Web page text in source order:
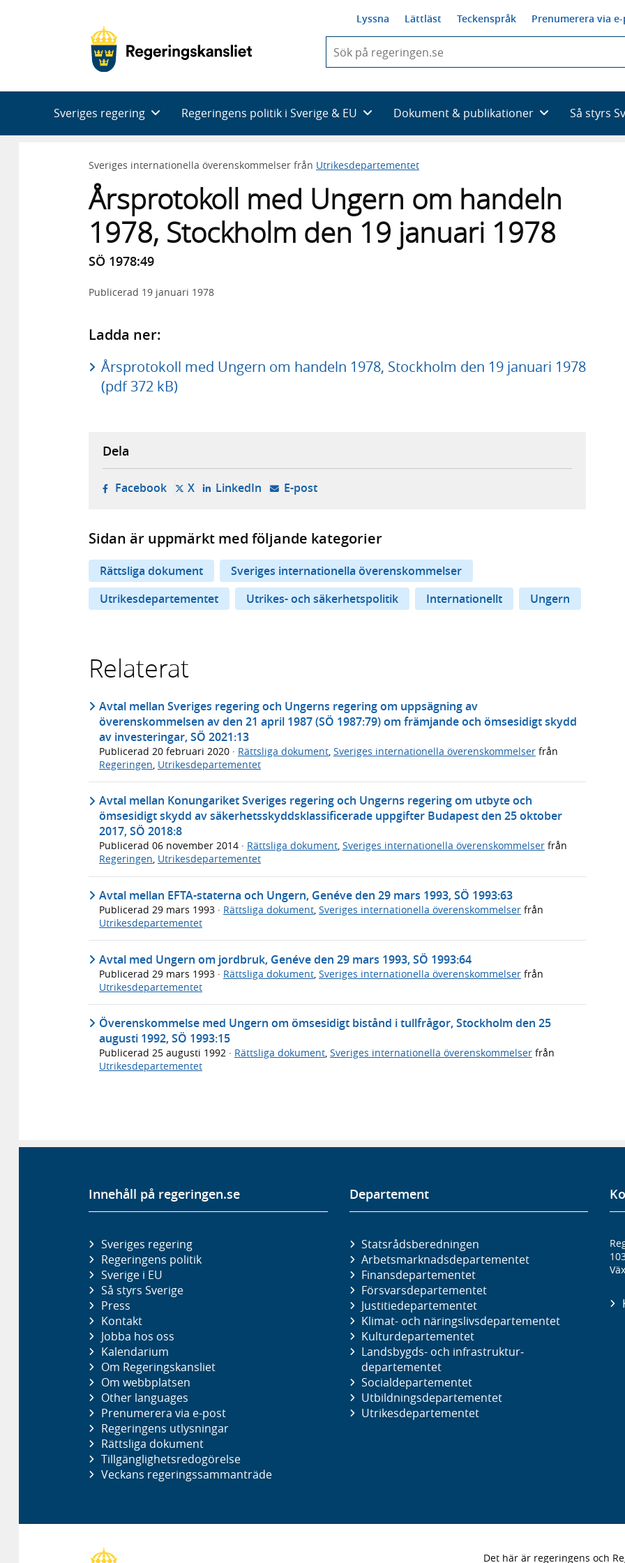
Lyssna Lättläst Teckenspråk Prenumerera via
du
skriva
framträder
en
med
Sveriges regering Regeringens politik i Sverige & EU Dokument & publikationer Så styrs
Sveriges internationella överenskommelser från Utrikesdepartementet
Årsprotokoll med Ungern om handeln
1978, Stockholm den 19 januari 1978
SÖ 1978:49
Publicerad 19 januari 1978
Ladda ner:
Årsprotokoll med Ungern om handeln 1978, Stockholm den 19 januari 1978
(pdf 372 kB)
Dela
Facebook- öppnas i ny flik, extern webbplats,
X- öppnas i ny flik, extern webbplats,
LinkedIn- öppnas i ny flik, extern webbplats,
E-post- öppnar din e-postklient,
Sidan är uppmärkt med följande kategorier
Rättsliga dokument
Sveriges internationella överenskommelser
Utrikesdepartementet
Utrikes- och säkerhetspolitik Internationellt Ungern
Relaterat
Avtal mellan Sveriges regering och Ungerns regering om uppsägning av
överenskommelsen av den 21 april 1987 (SÖ 1987:79) om främjande och ömsesidigt skydd
av investeringar, SÖ 2021:13
Publicerad 20 februari 2020 · Rättsliga dokument Sveriges internationella överenskommelser från
Regeringen Utrikesdepartementet
Avtal mellan Konungariket Sveriges regering och Ungerns regering om utbyte och
ömsesidigt skydd av säkerhetsskyddsklassificerade uppgifter Budapest den 25 oktober
2017, SÖ 2018:8
Publicerad 06 november 2014 · Rättsliga dokument, Sveriges internationella överenskommelser från
Regeringen, Utrikesdepartementet
Avtal mellan EFTA-staterna och Ungern, Genéve den 29 mars 1993, SÖ 1993:63
Publicerad 29 mars 1993 · Rättsliga dokument, Sveriges internationella överenskommelser från
Utrikesdepartementet
Avtal med Ungern om jordbruk, Genéve den 29 mars 1993, SÖ 1993:64
Publicerad 29 mars 1993 · Rättsliga dokument Sveriges internationella överenskommelser från
Utrikesdepartementet
Överenskommelse med Ungern om ömsesidigt bistånd i tullfrågor, Stockholm den 25
augusti 1992, SÖ 1993:15
Publicerad 25 augusti 1992 · Rättsliga dokument, Sveriges internationella överenskommelser från
Utrikesdepartementet
Innehåll på regeringen.se
Sveriges regering
Regeringens politik
Sverige i EU
Så styrs Sverige
Press
Kontakt
Jobba hos oss
Kalendarium
Om Regeringskansliet
Om webbplatsen
Other languages
Prenumerera via e-post
Regeringens utlysningar
Rättsliga dokument
Tillgänglighetsredogörelse
Veckans regeringssammanträde
Departement
Statsrådsberedningen
Arbetsmarknads­departementet
Finans­departementet
Försvars­departementet
Justitie­departementet
Klimat- och näringslivs­departementet
Kultur­departementet
Landsbygds- och infrastruktur­
departementet
Social­departementet
Utbildnings­departementet
Utrikes­departementet
Det här är regeringens och